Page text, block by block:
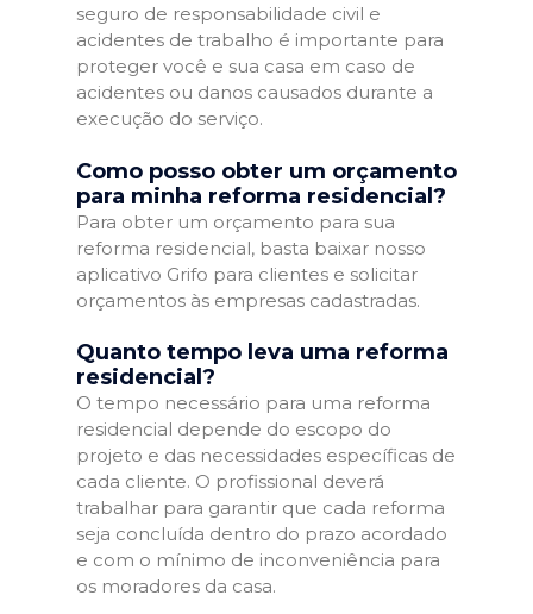
seguro de responsabilidade civil e
acidentes de trabalho é importante para
proteger você e sua casa em caso de
acidentes ou danos causados durante a
execução do serviço.
Como posso obter um orçamento
para minha reforma residencial?
Para obter um orçamento para sua
reforma residencial, basta baixar nosso
aplicativo Grifo para clientes e solicitar
orçamentos às empresas cadastradas.
Quanto tempo leva uma reforma
residencial?
O tempo necessário para uma reforma
residencial depende do escopo do
projeto e das necessidades específicas de
cada cliente. O profissional deverá
trabalhar para garantir que cada reforma
seja concluída dentro do prazo acordado
e com o mínimo de inconveniência para
os moradores da casa.